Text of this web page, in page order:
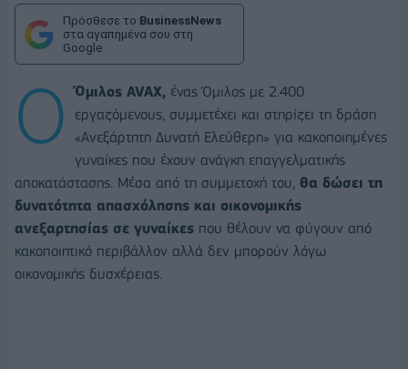
Πρόσθεσε το BusinessNews
στα αγαπημένα σου στη
Google
Ο Όμιλος AVAX, ένας Όμιλος με 2.400
εργαζόμενους, συμμετέχει και στηρίζει τη δράση
«Ανεξάρτητη Δυνατή Ελεύθερη» για κακοποιημένες
γυναίκες που έχουν ανάγκη επαγγελματικής
αποκατάστασης. Μέσα από τη συμμετοχή του, θα δώσει τη
δυνατότητα απασχόλησης και οικονομικής
ανεξαρτησίας σε γυναίκες που θέλουν να φύγουν από
κακοποιητικό περιβάλλον αλλά δεν μπορούν λόγω
οικονομικής δυσχέρειας.